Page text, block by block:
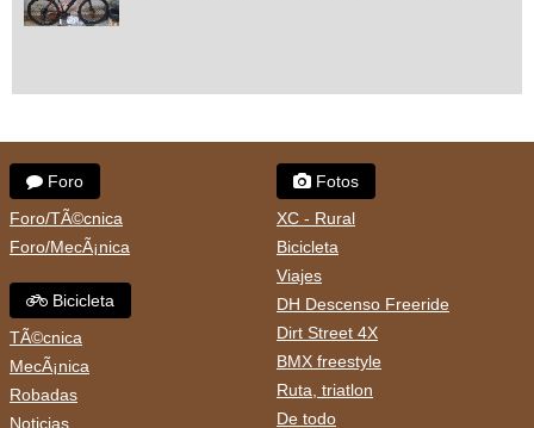
Foro
Foro/TÃ©cnica
Foro/MecÃ¡nica
Bicicleta
TÃ©cnica
MecÃ¡nica
Robadas
Noticias
Fotos
XC - Rural
Bicicleta
Viajes
DH Descenso Freeride
Dirt Street 4X
BMX freestyle
Ruta, triatlon
De todo